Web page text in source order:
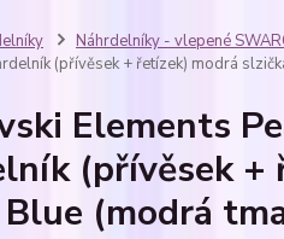
Náhrdelníky - vlepené
(přívěsek + řetízek) modrá
Elements
(přívěsek +
(modrá